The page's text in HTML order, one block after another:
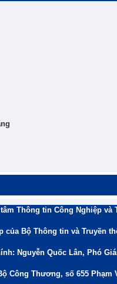
Thông tin Công Nghiệp và
của Bộ Thông tin và Truyền
Nguyễn Quốc Lân, Phó
Công Thương, số 655